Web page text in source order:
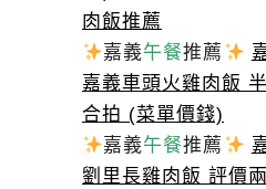
肉飯推薦
嘉義午餐推薦
嘉義車頭火雞肉飯
合拍 (菜單價錢)
嘉義午餐推薦
劉里長雞肉飯 評價